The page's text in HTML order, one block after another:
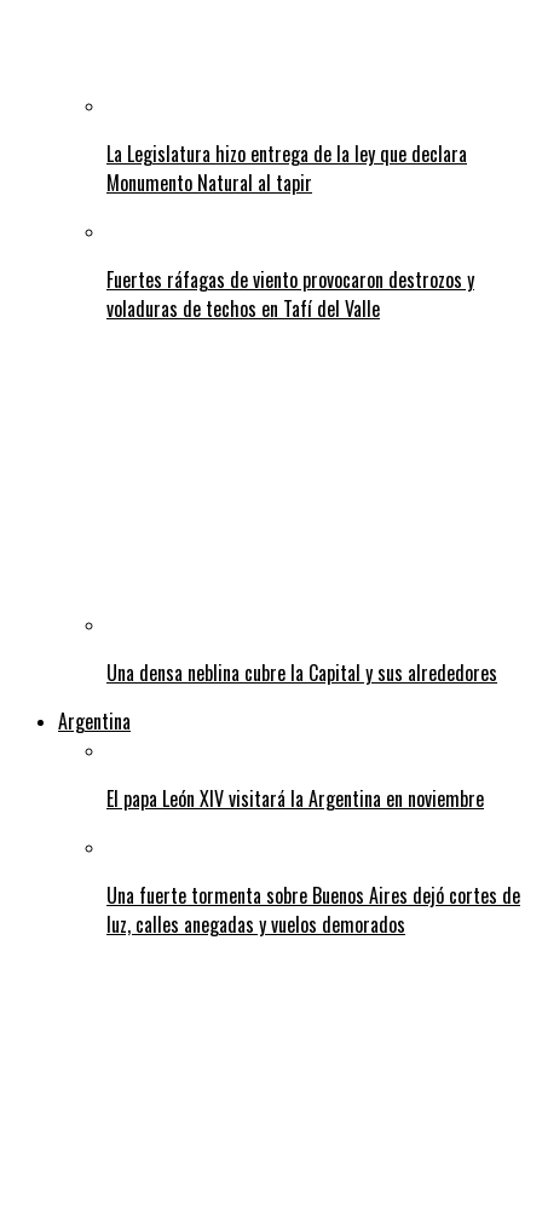
La Legislatura hizo entrega de la ley que declara
Monumento Natural al tapir
Fuertes ráfagas de viento provocaron destrozos y
voladuras de techos en Tafí del Valle
Una densa neblina cubre la Capital y sus alrededores
Argentina
El papa León XIV visitará la Argentina en noviembre
Una fuerte tormenta sobre Buenos Aires dejó cortes de
luz, calles anegadas y vuelos demorados